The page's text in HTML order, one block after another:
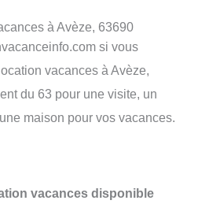
à Avèze, 63690
si vous
vacances à Avèze,
du 63 pour une visite, un
maison pour vos vacances.
vacances disponible